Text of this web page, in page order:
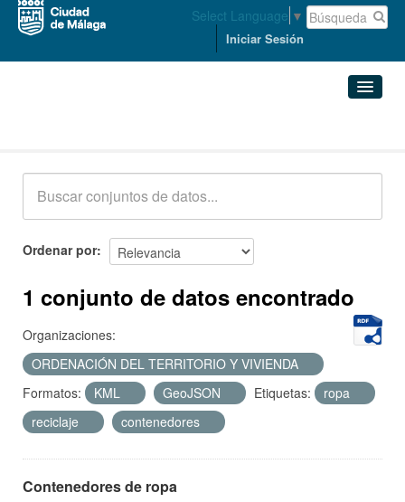
Select Language ▼
Iniciar Sesión
Acerca de
Ordenar por
1 conjunto de datos encontrado
Organizaciones:
ORDENACIÓN DEL TERRITORIO Y VIVIENDA
Formatos:
KML GeoJSON Etiquetas:
ropa
reciclaje
contenedores
Contenedores de ropa